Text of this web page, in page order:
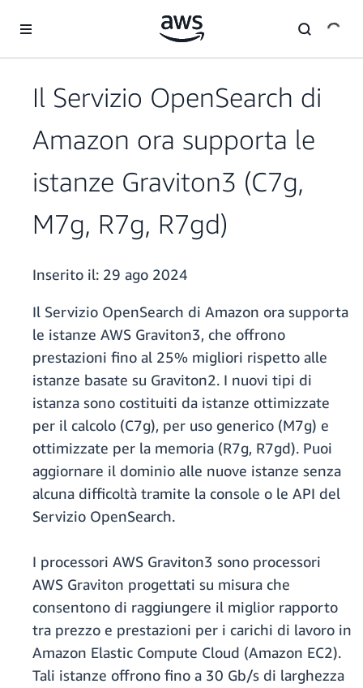
Il Servizio OpenSearch di
Amazon ora supporta le
istanze Graviton3 (C7g,
M7g, R7g, R7gd)
Inserito il: 29 ago 2024
Il Servizio OpenSearch di Amazon ora supporta
le istanze AWS Graviton3, che offrono
prestazioni fino al 25% migliori rispetto alle
istanze basate su Graviton2. I nuovi tipi di
istanza sono costituiti da istanze ottimizzate
per il calcolo (C7g), per uso generico (M7g) e
ottimizzate per la memoria (R7g, R7gd). Puoi
aggiornare il dominio alle nuove istanze senza
alcuna difficoltà tramite la console o le API del
Servizio OpenSearch.
I processori AWS Graviton3 sono processori
AWS Graviton progettati su misura che
consentono di raggiungere il miglior rapporto
tra prezzo e prestazioni per i carichi di lavoro in
Amazon Elastic Compute Cloud (Amazon EC2).
Tali istanze offrono fino a 30 Gb/s di larghezza